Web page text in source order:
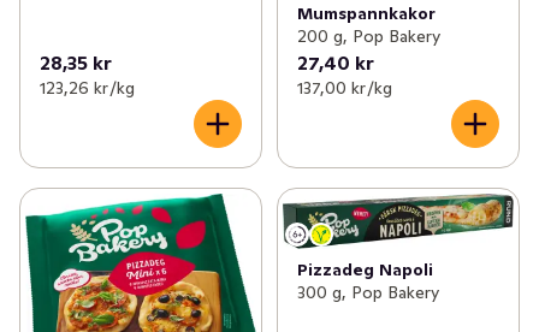
28,35 kr
123,26 kr /kg
Mumspannkakor
200 g, Pop Bakery
27,40 kr
137,00 kr /kg
Pizzadeg Napoli
300 g, Pop Bakery